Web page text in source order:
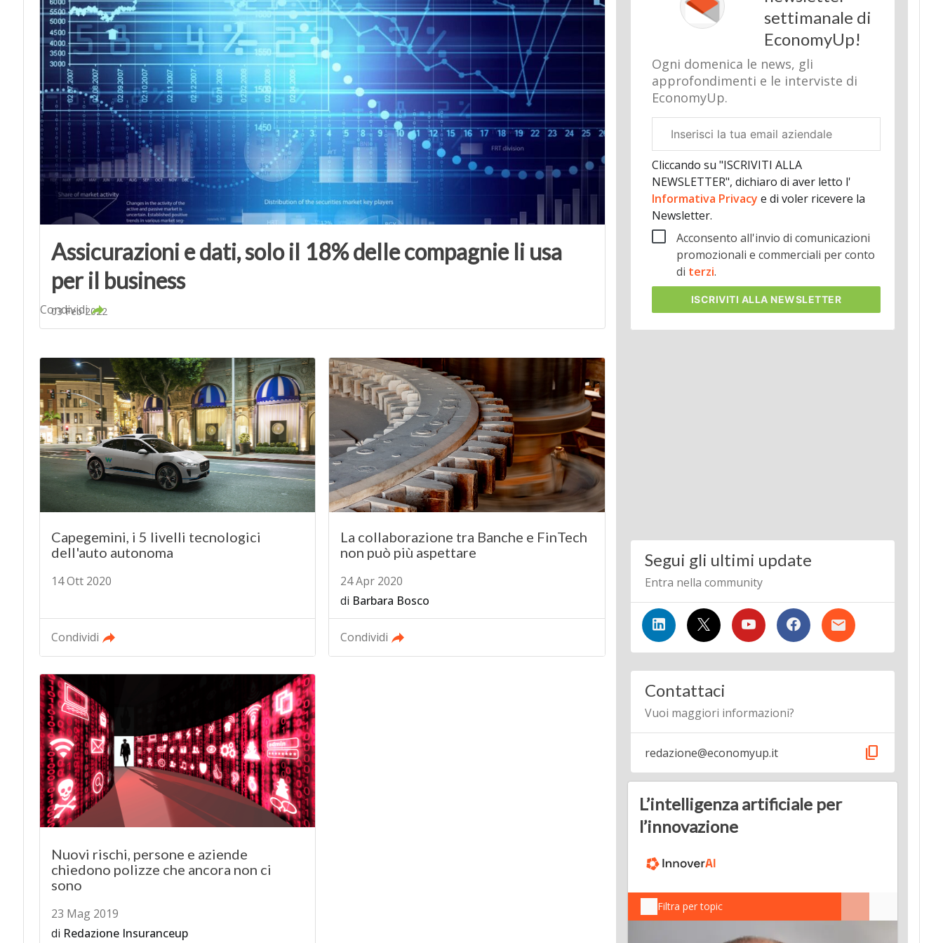
Assicurazioni e dati, solo il 18% delle compagnie li usa
per il business
03 Feb 2022
Condividi
Capegemini, i 5 livelli tecnologici
dell'auto autonoma
14 Ott 2020
Condividi
La collaborazione tra Banche e FinTech
non può più aspettare
24 Apr 2020
di Barbara Bosco
Condividi
Nuovi rischi, persone e aziende
chiedono polizze che ancora non ci
sono
23 Mag 2019
di Redazione Insuranceup
settimanale di
EconomyUp!
Ogni domenica le news, gli
approfondimenti e le interviste di
EconomyUp.
aziendale
Cliccando su "ISCRIVITI ALLA
NEWSLETTER", dichiaro di aver letto l'
Informativa Privacy e di voler ricevere la
Newsletter.
Acconsento all'invio di comunicazioni
promozionali e commerciali per conto
di terzi.
ISCRIVITI ALLA NEWSLETTER
Segui gli ultimi update
Entra nella community
Contattaci
Vuoi maggiori informazioni?
redazione@economyup.it content_copy
L’intelligenza artificiale per
l’innovazione
Filtra per topic